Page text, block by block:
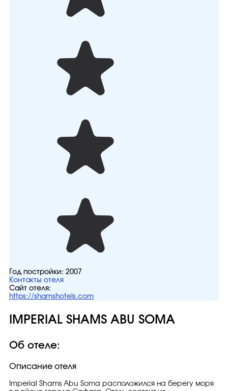
Год постройки: 2007
Контакты отеля
Сайт отеля:
https://shamshotels.com
IMPERIAL SHAMS ABU SOMA
Об отеле:
Описание отеля
Imperial Shams Abu Soma расположился на берегу моря